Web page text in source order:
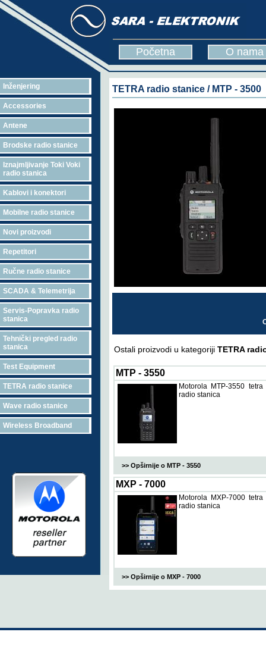
Početna O nama
Inženjering
Accessories
Antene
Brodske radio stanice
Iznajmljivanje Toki Voki
radio stanica
Kablovi i konektori
Mobilne radio stanice
Novi proizvodi
Repetitori
Ručne radio stanice
SCADA & Telemetrija
Servis-Popravka radio
stanica
Tehnički pregled radio
stanica
Test Equipment
TETRA radio stanice
Wave radio stanice
Wireless Broadband
TETRA radio stanice / MTP - 3500
Ostali proizvodi u kategoriji TETRA
MTP - 3550
Motorola MTP-3550 tetra
radio stanica
>> Opširnije o MTP - 3550
MXP - 7000
Motorola MXP-7000 tetra
radio stanica
>> Opširnije o MXP - 7000